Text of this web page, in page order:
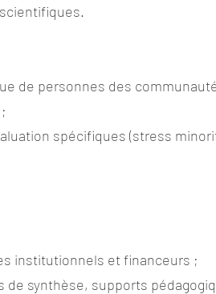
de personnes des
spécifiques (stress
institutionnels et financeurs ;
de synthèse, supports